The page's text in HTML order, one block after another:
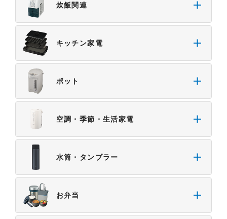
炊飯関連
キッチン家電
ポット
空調・季節・生活家電
水筒・タンブラー
お弁当